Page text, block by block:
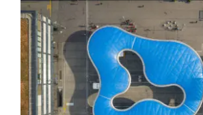
Locɔkdown
Architektur Freie Projekte